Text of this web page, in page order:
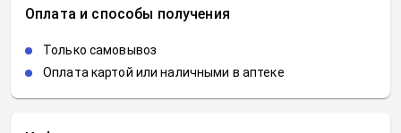
Оплата и способы получения
Только самовывоз
Оплата картой или наличными в аптеке